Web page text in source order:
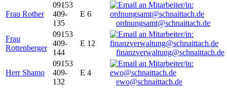
Frau Rother
09153
409-
135
E 6
ordnungsamt@schnaittach.de
Frau
Rottenberger
09153
409-
144
E 12
finanzverwaltung@schnaittach.de
Herr Shamo
09153
409-
132
E 4
ewo@schnaittach.de